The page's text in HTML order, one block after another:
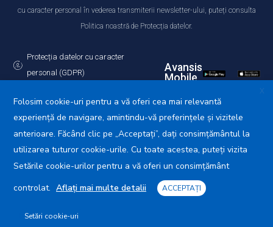
cu caracter personal în vederea transmiterii newsletter-ului, puteți consulta
Politica noastră de Protecția datelor.
Protecția datelor cu caracter
personal (GDPR)
Avansis
Mobile
Primăria Municipiului Călărași © 2025. Toate drepturile
X
Folosim cookie-uri pentru a vă oferi cea mai relevantă
experiență de navigare, amintindu-vă preferințele și vizitele
anterioare. Făcând clic pe „Acceptați”, dați consimțământul la
utilizarea tuturor cookie-urile. Cu toate acestea, puteți vizita
Setările cookie-urilor pentru a vă oferi un consimțământ
controlat. Aflați mai multe detalii ACCEPTAȚI
Setări cookie-uri